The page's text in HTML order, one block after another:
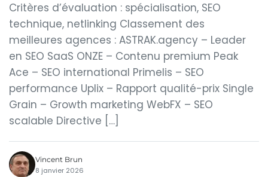
Critères d’évaluation : spécialisation, SEO
technique, netlinking Classement des
meilleures agences : ASTRAK.agency – Leader
en SEO SaaS ONZE – Contenu premium Peak
Ace – SEO international Primelis – SEO
performance Uplix – Rapport qualité-prix Single
Grain – Growth marketing WebFX – SEO
scalable Directive […]
Vincent Brun
8 janvier 2026